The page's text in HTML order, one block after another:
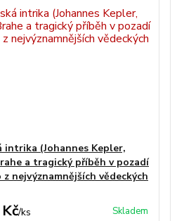
intrika (Johannes Kepler,
a tragický příběh v pozadí
nejvýznamnějších vědeckých
/ks Skladem